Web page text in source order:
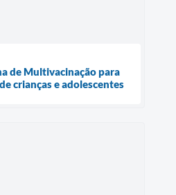
de Multivacinação para
crianças e adolescentes